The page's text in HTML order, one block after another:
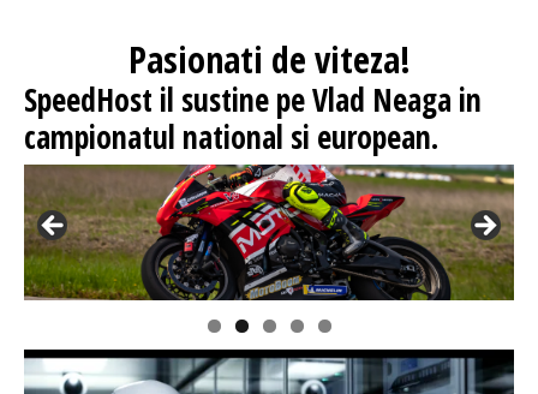
Pasionati de viteza!
SpeedHost il sustine pe Vlad Neaga in
campionatul national si european.